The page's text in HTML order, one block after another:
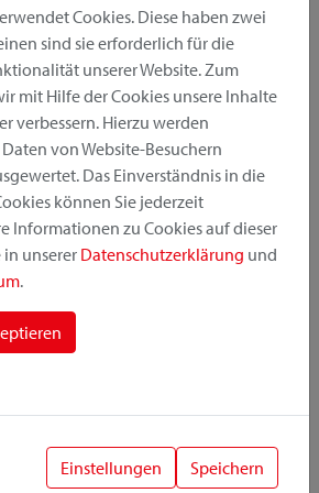
Cookies. Diese haben zwei
sind sie erforderlich für die
unserer Website. Zum
mit Hilfe der Cookies unsere Inhalte
verbessern. Hierzu werden
von Website-Besuchern
Das Einverständnis in die
können Sie jederzeit
Informationen zu Cookies auf dieser
in unserer Datenschutzerklärung und
.
Einstellungen Speichern